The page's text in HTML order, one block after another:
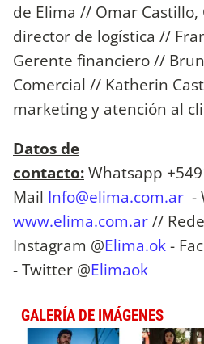
de Elima // Omar
director de logística //
Gerente financiero //
Comercial // Katherin
marketing y atención al
Datos de
contacto:Whatsapp
Mail Info@elima.com.ar -
www.elima.com.ar//
Instagram @Elima.ok-
- Twitter @Elimaok
GALERÍA DE IMÁGENES